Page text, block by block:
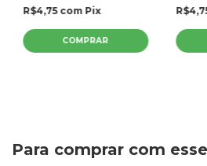
R$4,75 com Pix
Para comprar com